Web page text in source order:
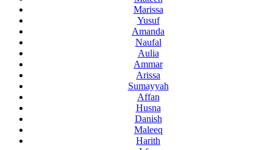
Marissa
Yusuf
Amanda
Naufal
Aulia
Ammar
Arissa
Sumayyah
Affan
Husna
Danish
Maleeq
Harith